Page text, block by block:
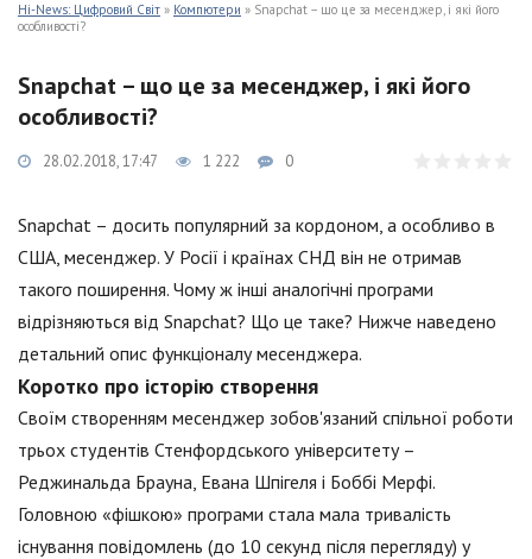
Hi-News: Цифровий Світ » Компютери » Snapchat – що це за месенджер, і які його
особливості?
Snapchat – що це за месенджер, і які його
особливості?
28.02.2018, 17:47 1 222 0
Snapchat – досить популярний за кордоном, а особливо в
США, месенджер. У Росії і країнах СНД він не отримав
такого поширення. Чому ж інші аналогічні програми
відрізняються від Snapchat? Що це таке? Нижче наведено
детальний опис функціоналу месенджера.
Коротко про історію створення
Своїм створенням месенджер зобов'язаний спільної роботи
трьох студентів Стенфордського університету –
Реджинальда Брауна, Евана Шпігеля і Боббі Мерфі.
Головною «фішкою» програми стала мала тривалість
існування повідомлень (до 10 секунд після перегляду) у